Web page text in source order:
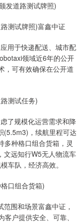
发道路测试牌照)
测试牌照)富鑫中证
用于快递配送、城市配
领域近6年的公开
，可有效确保在公开道
测试任务)
了规模化运营需求和降
(5.5m3)，续航里程可达
多种格口组合货箱，灵
文远知行W5无人物流车
车队，经济高效。
口组合货箱)
围和场景富鑫中证，
户提供安全、可靠、